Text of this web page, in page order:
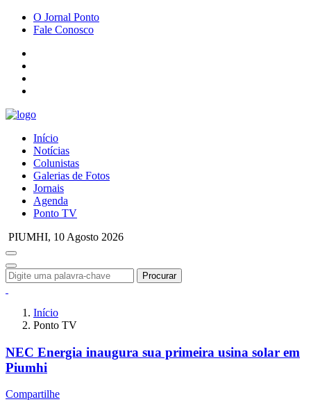
O Jornal Ponto
Fale Conosco
Início
Notícias
Colunistas
Galerias de Fotos
Jornais
Agenda
Ponto TV
PIUMHI, 10 Agosto 2026
Procurar
Início
Ponto TV
NEC Energia inaugura sua primeira usina solar em
Piumhi
Compartilhe